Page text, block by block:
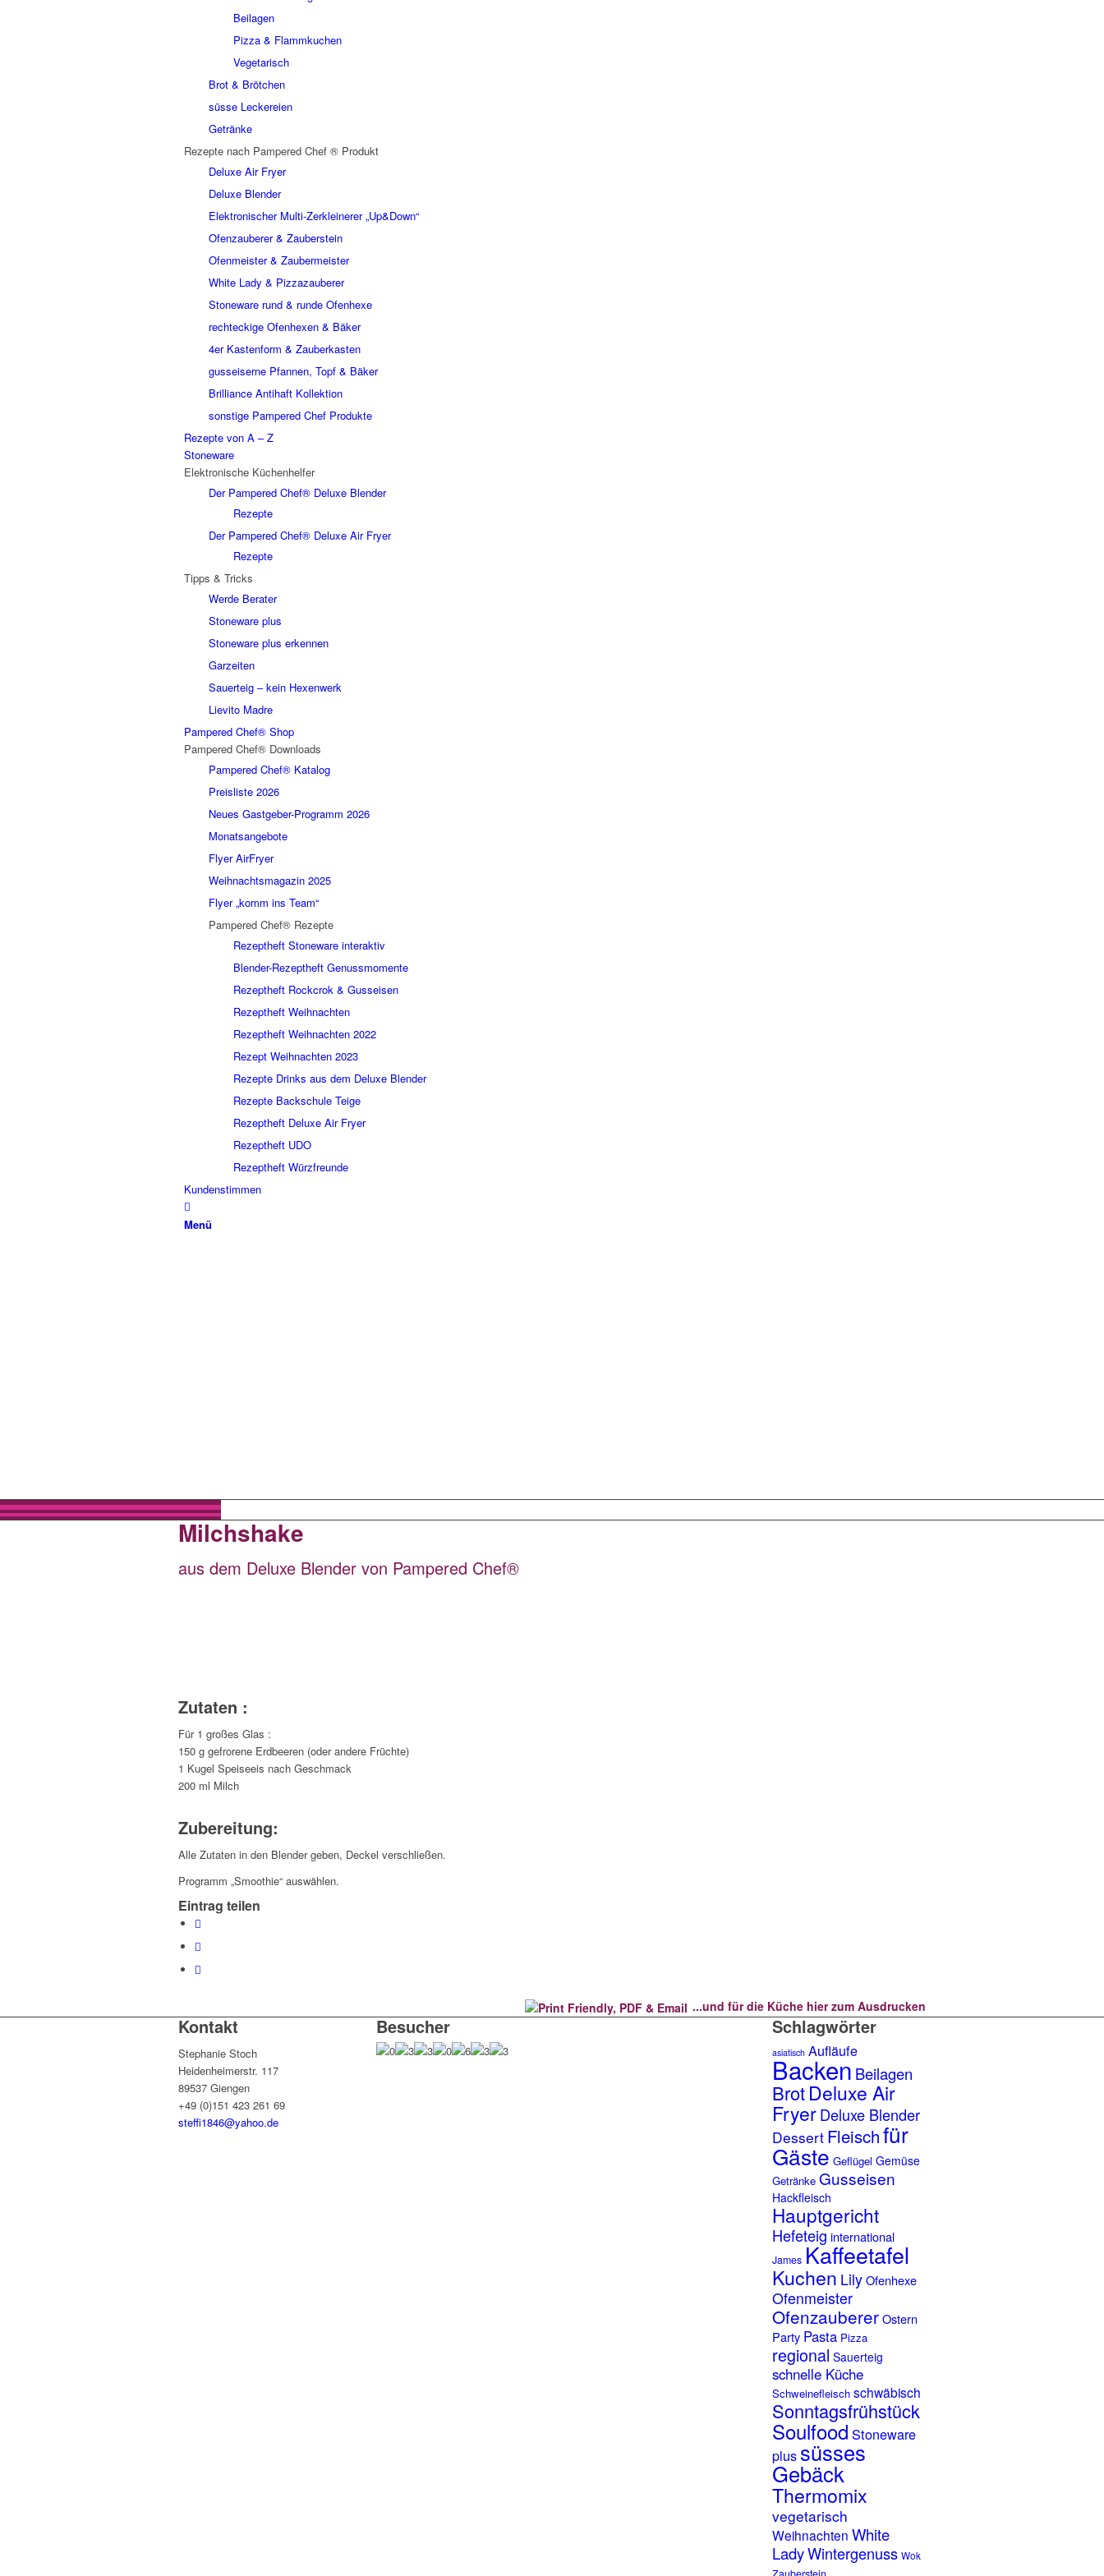
Beilagen
Pizza & Flammkuchen
Vegetarisch
Brot & Brötchen
süsse Leckereien
Getränke
Rezepte nach Pampered Chef ® Produkt
Deluxe Air Fryer
Deluxe Blender
Elektronischer Multi-Zerkleinerer „Up&Down“
Ofenzauberer & Zauberstein
Ofenmeister & Zaubermeister
White Lady & Pizzazauberer
Stoneware rund & runde Ofenhexe
rechteckige Ofenhexen & Bäker
4er Kastenform & Zauberkasten
gusseiserne Pfannen, Topf & Bäker
Brilliance Antihaft Kollektion
sonstige Pampered Chef Produkte
Rezepte von A – Z
Stoneware
Elektronische Küchenhelfer
Der Pampered Chef® Deluxe Blender
Rezepte
Der Pampered Chef® Deluxe Air Fryer
Rezepte
Tipps & Tricks
Werde Berater
Stoneware plus
Stoneware plus erkennen
Garzeiten
Sauerteig – kein Hexenwerk
Lievito Madre
Pampered Chef® Shop
Pampered Chef® Downloads
Pampered Chef® Katalog
Preisliste 2026
Neues Gastgeber-Programm 2026
Monatsangebote
Flyer AirFryer
Weihnachtsmagazin 2025
Flyer „komm ins Team“
Pampered Chef® Rezepte
Rezeptheft Stoneware interaktiv
Blender-Rezeptheft Genussmomente
Rezeptheft Rockcrok & Gusseisen
Rezeptheft Weihnachten
Rezeptheft Weihnachten 2022
Rezept Weihnachten 2023
Rezepte Drinks aus dem Deluxe Blender
Rezepte Backschule Teige
Rezeptheft Deluxe Air Fryer
Rezeptheft UDO
Rezeptheft Würzfreunde
Kundenstimmen
Menü
Milchshake
aus dem Deluxe Blender von Pampered Chef®
Zutaten :
Für 1 großes Glas :
150 g gefrorene Erdbeeren (oder andere Früchte)
1 Kugel Speiseeis nach Geschmack
200 ml Milch
Zubereitung:
Alle Zutaten in den Blender geben, Deckel verschließen.
Programm „Smoothie“ auswählen.
Eintrag teilen
...und für die Küche hier zum Ausdrucken
Kontakt
Stephanie Stoch
Heidenheimerstr. 117
89537 Giengen
+49 (0)151 423 261 69
steffi1846@yahoo.de
Besucher Schlagwörter
asiatisch Aufläufe
Backen Beilagen
BrotDeluxe Air
FryerDeluxe Blender
Dessert Fleischfür
Gäste Geflügel Gemüse
Getränke Gusseisen
Hackfleisch
Hauptgericht
Hefeteig international
James Kaffeetafel
Kuchen Lily Ofenhexe
Ofenmeister
Ofenzauberer Ostern
Party Pasta Pizza
regional Sauerteig
schnelle Küche
Schweinefleisch schwäbisch
Sonntagsfrühstück
Soulfood Stoneware
plus süsses
Gebäck
Thermomix
vegetarisch
Weihnachten White
LadyWintergenuss Wok